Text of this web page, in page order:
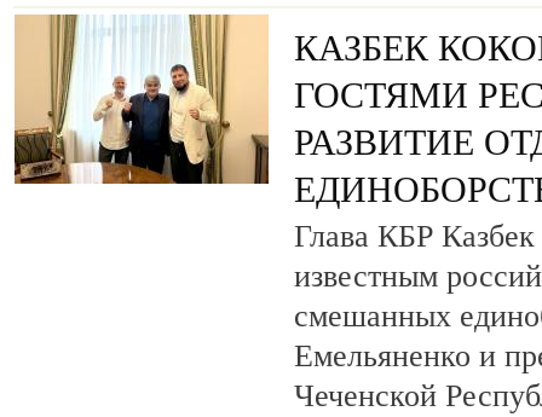
КАЗБЕК
ГОСТЯМИ
РАЗВИТИЕ
Глава КБР Казбек
известным
смешанных
Емельяненко и
Чеченской